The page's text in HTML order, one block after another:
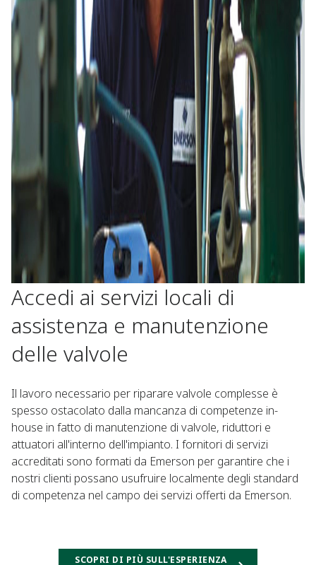
Accedi ai servizi locali di
assistenza e manutenzione
delle valvole
Il lavoro necessario per riparare valvole complesse è
spesso ostacolato dalla mancanza di competenze in-
house in fatto di manutenzione di valvole, riduttori e
attuatori all'interno dell'impianto. I fornitori di servizi
accreditati sono formati da Emerson per garantire che i
nostri clienti possano usufruire localmente degli standard
di competenza nel campo dei servizi offerti da Emerson.
SCOPRI DI PIÙ SULL'ESPERIENZA